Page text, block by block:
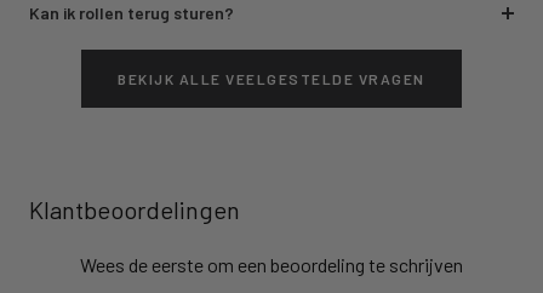
Kan ik rollen terug sturen?
BEKIJK ALLE VEELGESTELDE VRAGEN
Klantbeoordelingen
Wees de eerste om een beoordeling te schrijven